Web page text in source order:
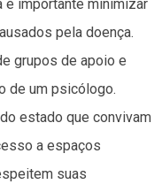
é importante minimizar
pela doença.
grupos de apoio e
de um psicólogo.
estado que convivam
a espaços
suas